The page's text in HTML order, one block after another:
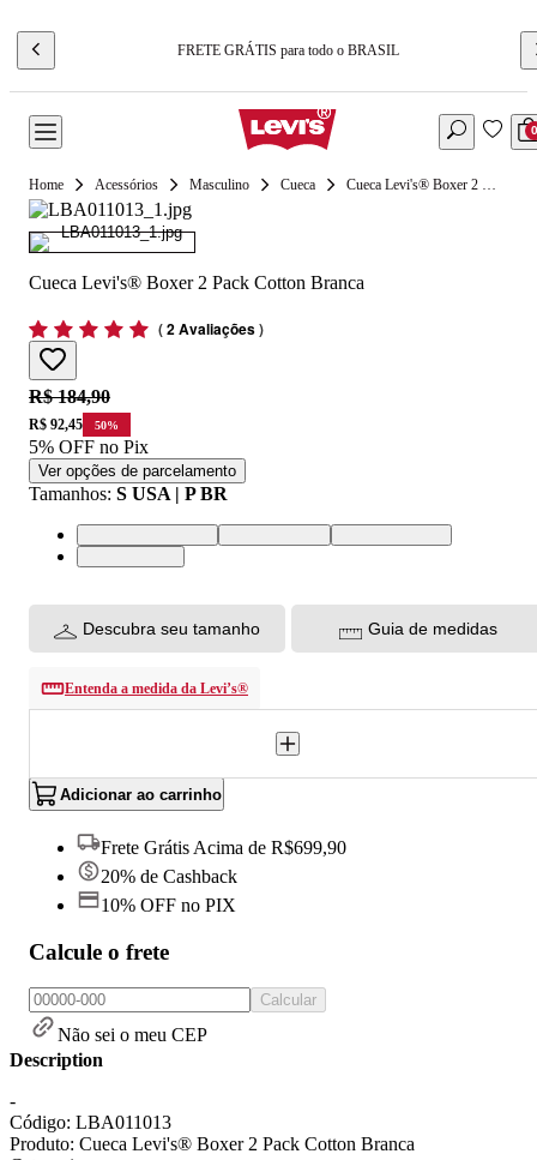
FRETE GRÁTIS para todo o BRASIL
0
Acessórios Masculino Cueca Cueca Levi's® Boxer 2 Pack Cotton Branca
Cueca Levi's® Boxer 2 Pack Cotton Branca
(2 Avaliações)
Original price:
R$ 184,90
Price:
R$ 92,45 50%
5% OFF no Pix
Ver opções de parcelamento
Tamanhos: S USA | P BR
XL USA | GG BRL USA | G BRM USA | M BR
S USA | P BR
Descubra seu tamanho Guia de medidas
Entenda a medida da Levi’s®
Adicionar ao carrinho
Frete Grátis Acima de R$699,90
20% de Cashback
10% OFF no PIX
Calcule o frete
Calcular
Não sei o meu CEP
Description
-
Código: LBA011013
Produto: Cueca Levi's® Boxer 2 Pack Cotton Branca